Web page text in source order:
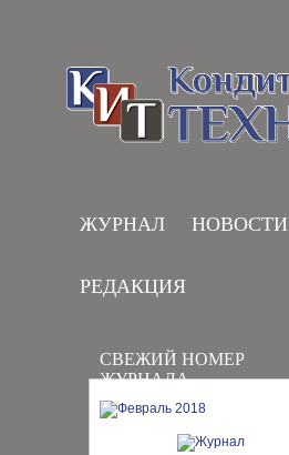
ЖУРНАЛ НОВОСТИ
РЕДАКЦИЯ
СВЕЖИЙ НОМЕР
ЖУРНАЛА